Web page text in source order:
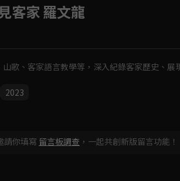
Play
客家 羅文龍
歌、客家語言教學等，深入紀錄客家歷史、
2023
請你填寫 留言板調查 ，一起共創新版留言功能！